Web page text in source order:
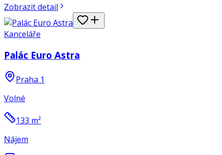
Zobrazit detail
Kanceláře
Palác Euro Astra
Praha 1
Volné
133 m²
Nájem